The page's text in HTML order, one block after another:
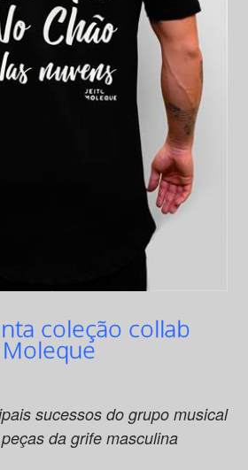
coleção collab
sucessos do grupo musical
da grife masculina